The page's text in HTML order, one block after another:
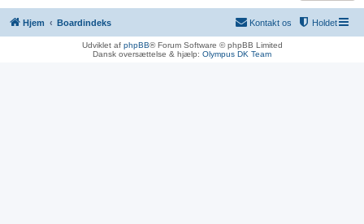
Hjem Boardindeks Holdet
Kontakt os
Udviklet af phpBB® Forum Software © phpBB Limited
Dansk oversættelse & hjælp: Olympus DK Team